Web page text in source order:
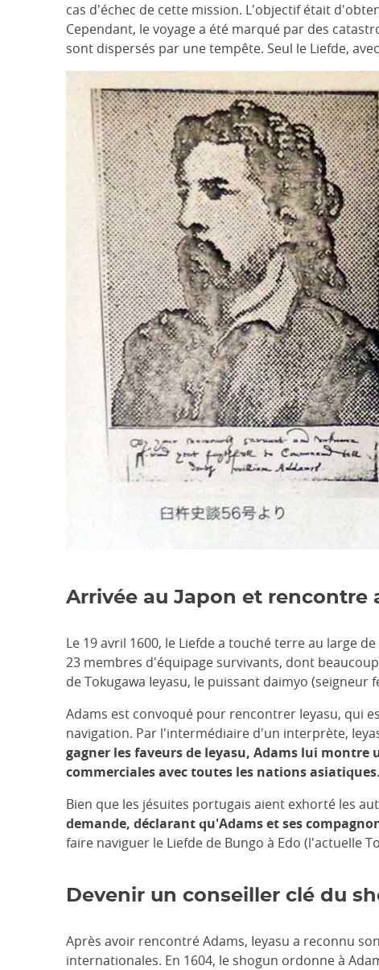
cas d'échec de cette mission. L'objectif était
Cependant, le voyage a été marqué par des
sont dispersés par une tempête. Seul le Liefde,
Arrivée au Japon et rencontre
Le 19 avril 1600, le Liefde a touché terre au large
23 membres d'équipage survivants, dont
de Tokugawa Ieyasu, le puissant daimyo
Adams est convoqué pour rencontrer Ieyasu, qui
navigation. Par l'intermédiaire d'un interprète,
gagner les faveurs de Ieyasu, Adams lui
commerciales avec toutes les nations asiatiques.
Bien que les jésuites portugais aient exhorté les
demande, déclarant qu'Adams et ses
faire naviguer le Liefde de Bungo à Edo (l'actuelle
Devenir un conseiller clé du
Après avoir rencontré Adams, Ieyasu a reconnu
internationales. En 1604, le shogun ordonne à